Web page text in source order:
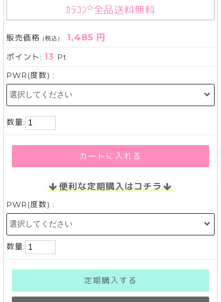
ｶﾗｺﾝ 全品送料無料
販売価格 (税込): 1,485 円
ポイント:13 Pt
PWR(度数) :
数量:
カートに入れる
便利な定期購入はコチラ
PWR(度数) :
数量:
定期購入する